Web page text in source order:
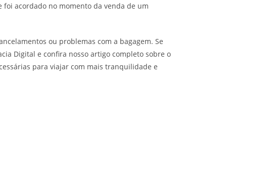
acordado no momento da venda de um
ou problemas com a bagagem. Se
Digital e confira nosso artigo completo sobre o
para viajar com mais tranquilidade e